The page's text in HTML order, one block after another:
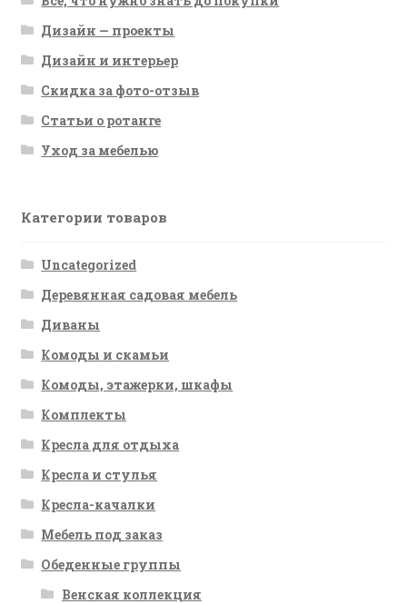
Дизайн — проекты
Дизайн и интерьер
Скидка за фото-отзыв
Статьи о ротанге
Уход за мебелью
Категории товаров
Uncategorized
Деревянная садовая мебель
Диваны
Комоды и скамьи
Комоды, этажерки, шкафы
Комплекты
Кресла для отдыха
Кресла и стулья
Кресла-качалки
Мебель под заказ
Обеденные группы
Венская коллекция